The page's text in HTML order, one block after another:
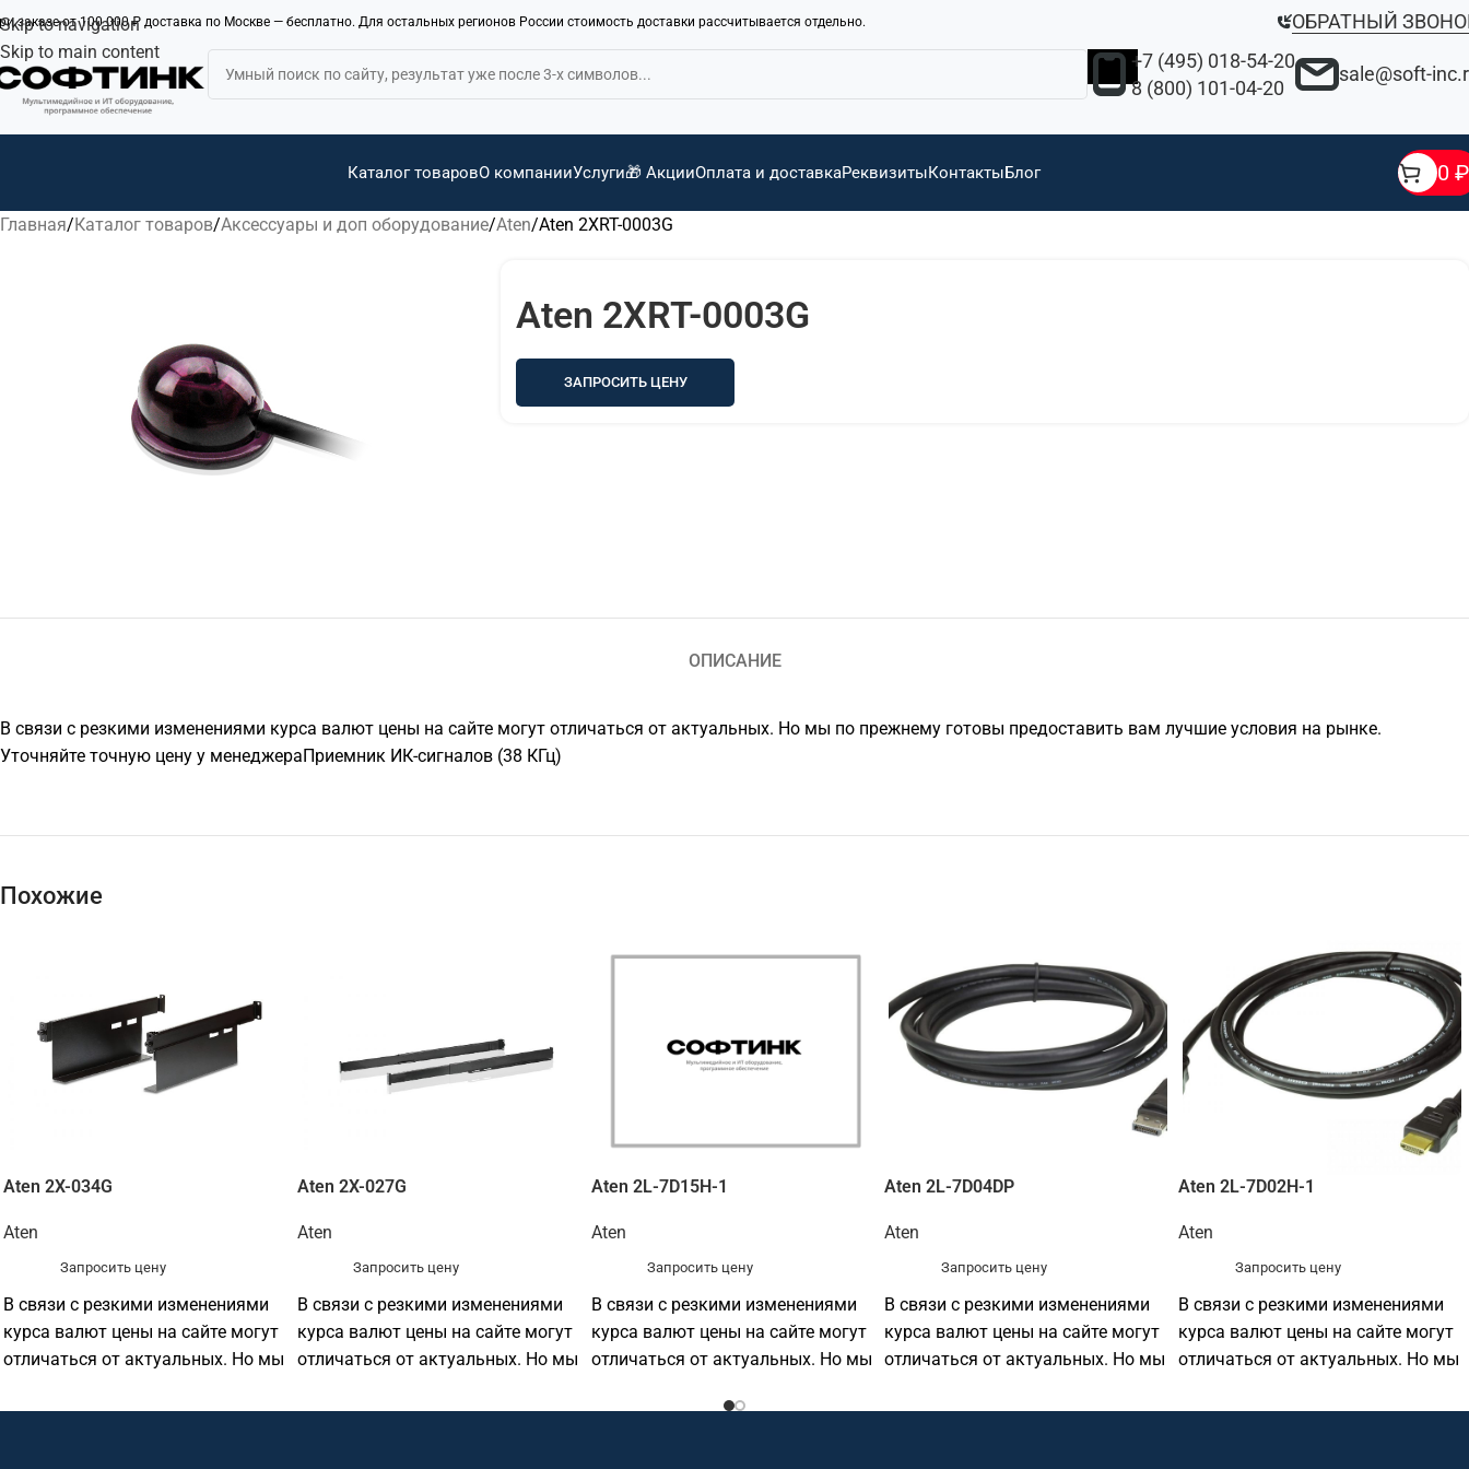
Skip to navigation
Skip to main content
заказе от 100 000 ₽ доставка по Москве — бесплатно. Для остальных регионов России стоимость доставки рассчитывается отдельно.
ОБРАТНЫЙ
+7 (495) 018-54-20
8 (800) 101-04-20
sale@soft-
Каталог товаровО компанииУслуги🎁 АкцииОплата и доставкаРеквизитыКонтактыБлог 0 ₽
Главная Каталог товаров Аксессуары и доп оборудование Aten Aten 2XRT-0003G
Aten 2XRT-0003G
ЗАПРОСИТЬ ЦЕНУ
ОПИСАНИЕ
В связи с резкими изменениями курса валют цены на сайте могут отличаться от актуальных. Но мы по прежнему готовы предоставить вам лучшие условия на рынке.
Уточняйте точную цену у менеджераПриемник ИК-сигналов (38 КГц)
Похожие
Aten 2X-034G
Aten
Запросить цену
В связи с резкими изменениями
курса валют цены на сайте могут
отличаться от актуальных. Но мы
предоставить
Aten 2X-027G
Aten
Запросить цену
В связи с резкими изменениями
курса валют цены на сайте могут
отличаться от актуальных. Но мы
предоставить
Aten 2L-7D15H-1
Aten
Запросить цену
В связи с резкими изменениями
курса валют цены на сайте могут
отличаться от актуальных. Но мы
предоставить
Aten 2L-7D04DP
Aten
Запросить цену
В связи с резкими изменениями
курса валют цены на сайте могут
отличаться от актуальных. Но мы
предоставить
Aten 2L-7D02H-1
Aten
Запросить цену
В связи с резкими изменениями
курса валют цены на сайте могут
отличаться от актуальных. Но мы
предоставить